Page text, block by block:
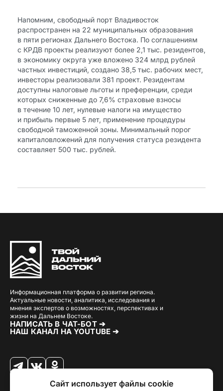
Напомним, свободный порт Владивосток
распространен на 22 муниципальных образования
в пяти регионах Дальнего Востока. По соглашениям
с КРДВ проекты реализуют более 2,1 тыс. резидентов,
в экономику округа уже вложено 324 млрд рублей
частных инвестиций, создано 38,5 тыс. рабочих мест,
инвесторы реализовали 381 проект. Резидентам
доступны налоговые льготы и преференции, среди
которых сниженные до 7,6% страховые взносы
в течение 10 лет, нулевые налоги на имущество
и прибыль первые 5 лет, применение процедуры
свободной таможенной зоны. Минимальный порог
капиталовложений для получения статуса резидента
составляет 500 тыс. рублей.
Информационная платформа о развитии региона.
Актуальные новости, аналитика, исследования и
мнения экспертов о возможностях, перспективах и
жизни на Дальнем Востоке.
НАПИСАТЬ В ЧАТ-БОТ ➔
НАШ КАНАЛ НА YOUTUBE ➔
Сайт использует файлы cookie